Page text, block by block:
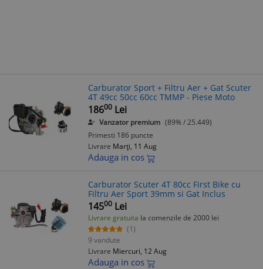
Carburator Sport + Filtru Aer + Gat Scuter
4T 49cc 50cc 60cc TMMP - Piese Moto
18600 Lei
Vanzator premium (89% / 25.449)
Primesti 186 puncte
Livrare Marți, 11 Aug
Adauga in cos
Carburator Scuter 4T 80cc First Bike cu
Filtru Aer Sport 39mm si Gat Inclus
14500 Lei
Livrare gratuita la comenzile de 2000 lei
(1)
9 vandute
Livrare Miercuri, 12 Aug
Adauga in cos